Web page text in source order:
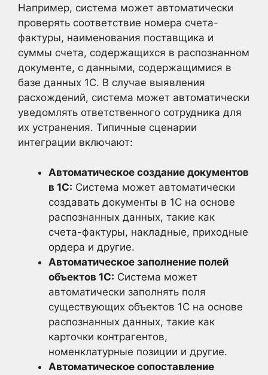
Например, система может автоматически
проверять соответствие номера счета-
фактуры, наименования поставщика и
суммы счета, содержащихся в распознанном
документе, с данными, содержащимися в
базе данных 1С. В случае выявления
расхождений, система может автоматически
уведомлять ответственного сотрудника для
их устранения. Типичные сценарии
интеграции включают:
Автоматическое создание документов
в 1С: Система может автоматически
создавать документы в 1С на основе
распознанных данных, такие как
счета-фактуры, накладные, приходные
ордера и другие.
Автоматическое заполнение полей
объектов 1С: Система может
автоматически заполнять поля
существующих объектов 1С на основе
распознанных данных, такие как
карточки контрагентов,
номенклатурные позиции и другие.
Автоматическое сопоставление